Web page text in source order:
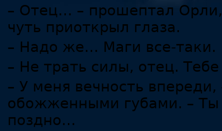
– Отец… – прошептал
чуть приоткрыл глаза.
– Надо же… Маги все-таки.
– Не трать силы, отец.
– У меня вечность
обожженными губами. –
поздно…